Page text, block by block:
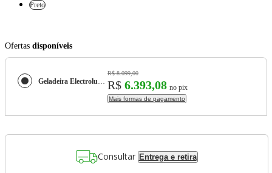
Preto
Ofertas disponíveis
Geladeira Electrolux Frost Free Inverter 526L Efficient com AutoSense Side by Side Vidro Preto (ES5GB)
R$ 8.099,00
R$ 6.393,08 no pix
Mais formas de pagamento
Consultar Entrega e retira